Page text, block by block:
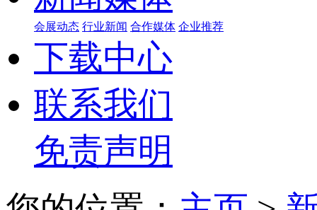
会展动态 行业新闻 合作媒体 企业推荐
下载中心
联系我们
免责声明